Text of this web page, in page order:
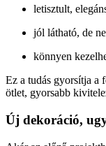
letisztult,
jól látható, de
könnyen
Ez a tudás gyorsítja a
ötlet, gyorsabb
Új dekoráció,